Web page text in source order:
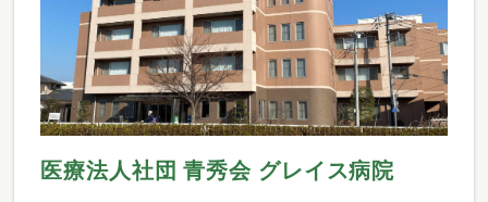
医療法人社団 青秀会 グレイス病院